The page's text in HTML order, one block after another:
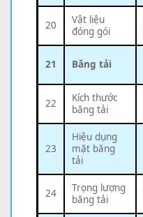
20
Vật liệu
đóng gói
21 Băng tải
22
Kích thước
băng tải
23
Hiệu dụng
mặt băng
tải
24
Trọng lượng
băng tải